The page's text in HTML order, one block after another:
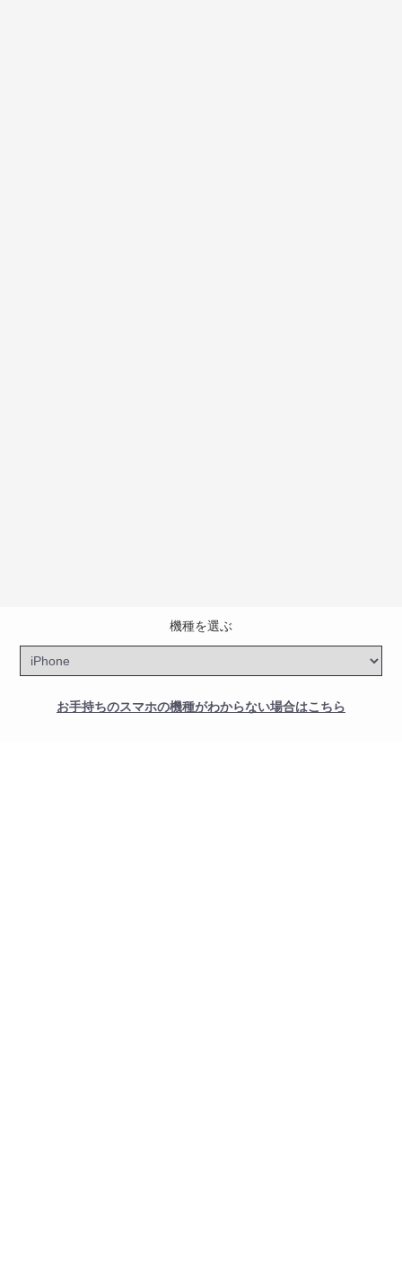
機種を選ぶ
お手持ちのスマホの機種がわからない場合はこちら